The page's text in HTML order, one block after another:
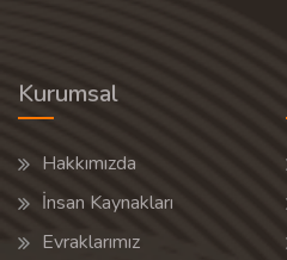
Kurumsal
Hakkımızda
İnsan Kaynakları
Evraklarımız